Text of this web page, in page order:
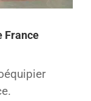
France